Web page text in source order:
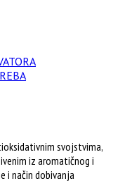
svojstvima,
iz aromatičnog i
i način dobivanja